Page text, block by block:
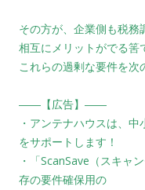
その方が、企業側も税務
相互にメリットがでる筈
これらの過剰な要件を次
――【広告】――
・アンテナハウスは、
をサポートします！
・「ScanSave（スキャ
存の要件確保用の